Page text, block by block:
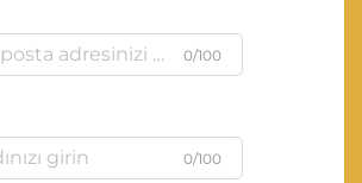
0/100
0/100